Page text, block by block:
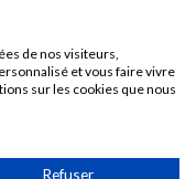
Balma
de nos visiteurs,
et vous faire vivre
sur les cookies que nous
Refuser